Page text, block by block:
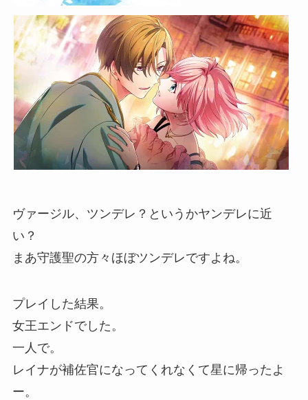
ヴァージル、ツンデレ？というかヤンデレに近
い？
まあ守護聖の方々ほぼツンデレですよね。
プレイした結果。
女王エンドでした。
一人で。
レイナが補佐官になってくれなくて星に帰ったよ
ー。